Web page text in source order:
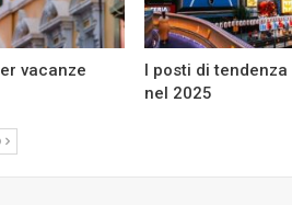
vacanze
I posti di
nel 2025